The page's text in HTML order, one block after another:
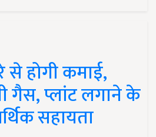
होगी कमाई,
गैस, प्लांट लगाने के
सहायता